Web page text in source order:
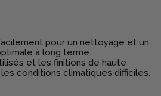
pour un nettoyage et un
à long terme.
et les finitions de haute
conditions climatiques difficiles.